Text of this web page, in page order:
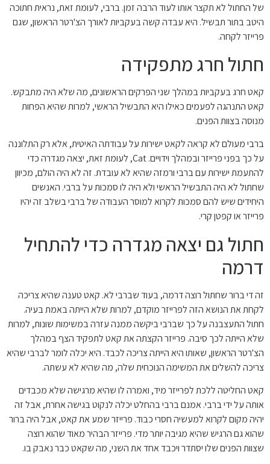
של החתול לא תקצר אותו לעוד הרבה זמן. ברבי, לעומת זאת, נראית חתוכה
היטב בתור תבשיל. היא עבדה קשה בעקביות לאורך הצ'רטר הראשון, שגם
פרייזר לקחה.
חתול חרג מתפקידה
קאט חרג בעקביות במהלך שני הפרקים הראשונים, מה שלא היה מתבקש.
קאט התנהגה לפעמים כאילו היא התבשיל הראשי, למרות שהיא הפחות
מנוסה בצוות הפנים.
ברבי מעולם לא קראה לקאט ישירות על עבודתה האיטית, אלא רק התלוננה
על כך בפני פרייזר ובמהלך וידויים. Cat, לעומת זאת, יצאה מגדרה כדי
להתעמת ישירות עם ברבי ורמזה שהיא לא עובדת. זה לא היה הולם, מכיוון
שחתול לא היה התבשיל הראשי ולא היה לו סמכות על ברבי. האנשים
היחידים שיש להם סמכות לקרוא למוסר העבודה של ברבי בשלב זה יהיו
פרייזר או קפטן קרי.
חתול גם יצאה מגדרה כדי להתחיל
דרמה
זה די ברור שחתול רוצה דרמה, בעוד שברבי לא. קאט טענה שהיא צריכה
לקחת את הנושא הזה לפרייזר מוקדם, למרות שלא הייתה באמת בעיה.
חתול התעצבנה על כך שברבי ביקשה ממנה עזרה במשימות שונות, למרות
שלא הייתה לכך סיבה. פרייזר הקצתה את קאט לתפקיד הצף במהלך
הצ'רטר הראשון, שאותו היא הייתה צריכה לכבד. היא יכלה לומר לברבי שהיא
צריכה להשלים את המשימה הנוכחית שלה, מה שהיא לא עשתה.
קאט החליטה ללכת לפרייזר מיד, ואמרה לו שהיא מרגישה שלא מכבדים
אותה על ידי ברבי. אמנם ברבי בהחלט יכלה לנקוט בגישה אחרת, אבל זה
יהיה מקום לקרוא למעשיה חסרי כבוד. פרייזר שמע את קאט, אבל היה ברור
שהוא גם הרגיש שהיא מגיבה יותר מדי. פרייזר הבהיר מאוד שהוא רוצה
שצוות הפנים שלו יסתדר ויכבד אחד את השני, מה שקאט כבר נאבק בו.